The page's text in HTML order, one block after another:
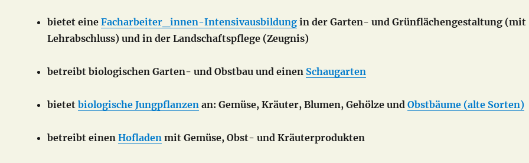
bietet eineFacharbeiter_innen-Intensivausbildung in der Garten- und Grünflächengestaltung (mit
Lehrabschluss) und in der Landschaftspflege (Zeugnis)
betreibt biologischen Garten- und Obstbau und einen Schaugarten
bietetbiologische Jungpflanzen an: Gemüse, Kräuter, Blumen, Gehölze undObstbäume (alte Sorten)
betreibt einenHofladen mit Gemüse, Obst- und Kräuterprodukten